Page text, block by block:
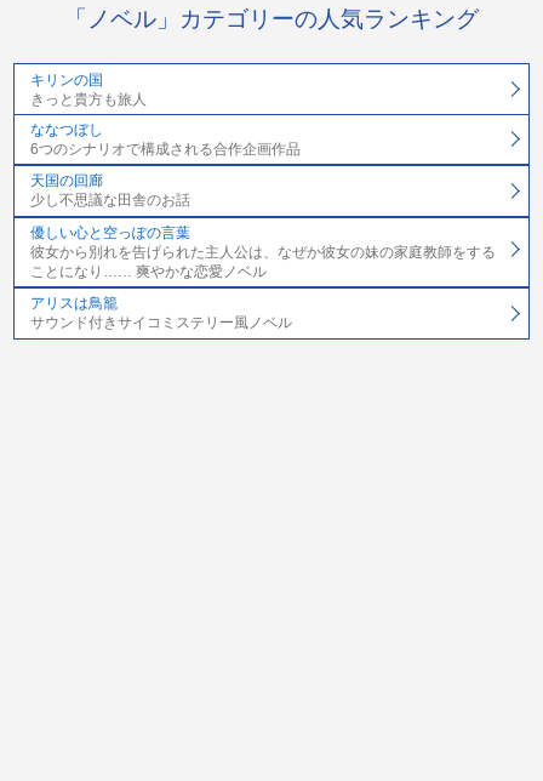
「ノベル」カテゴリーの人気ランキング
キリンの国
きっと貴方も旅人
ななつぼし
6つのシナリオで構成される合作企画作品
天国の回廊
少し不思議な田舎のお話
優しい心と空っぽの言葉
彼女から別れを告げられた主人公は、なぜか彼女の妹の家庭教師をする
ことになり…… 爽やかな恋愛ノベル
アリスは鳥籠
サウンド付きサイコミステリー風ノベル